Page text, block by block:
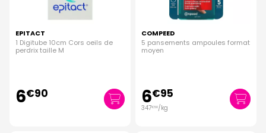
EPITACT
1 Digitube 10cm Cors oeils de
perdrix taille M
6€90
COMPEED
5 pansements ampoules format
moyen
6€95
347€50/kg